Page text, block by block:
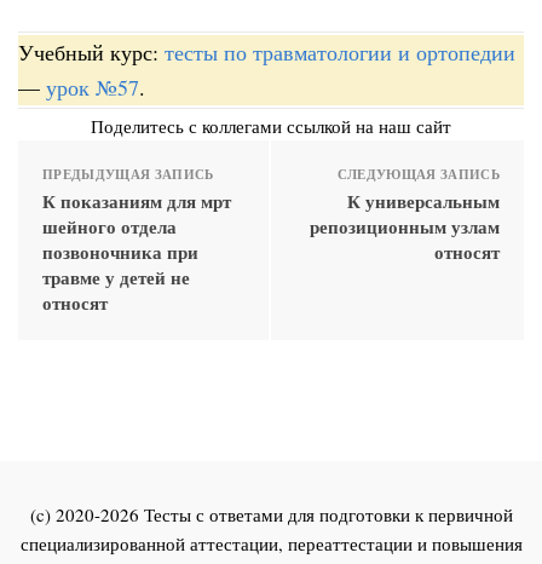
Учебный курс: тесты по травматологии и ортопедии
— урок №57.
Поделитесь с коллегами ссылкой на наш сайт
ПРЕДЫДУЩАЯ ЗАПИСЬ
К показаниям для мрт
шейного отдела
позвоночника при
травме у детей не
относят
СЛЕДУЮЩАЯ ЗАПИСЬ
К универсальным
репозиционным узлам
относят
(c) 2020-2026 Тесты с ответами для подготовки к первичной
специализированной аттестации, переаттестации и повышения